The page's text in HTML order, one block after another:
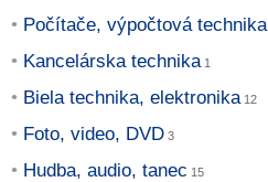
Počítače, výpočtová technika
Kancelárska technika
Biela technika, elektronika
Foto, video, DVD
Hudba, audio, tanec